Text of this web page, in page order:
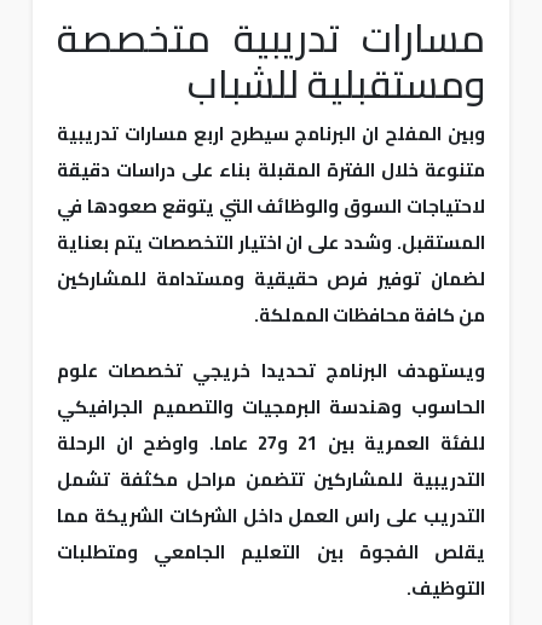
مسارات تدريبية متخصصة
ومستقبلية للشباب
وبين المفلح ان البرنامج سيطرح اربع مسارات تدريبية
متنوعة خلال الفترة المقبلة بناء على دراسات دقيقة
لاحتياجات السوق والوظائف التي يتوقع صعودها في
المستقبل. وشدد على ان اختيار التخصصات يتم بعناية
لضمان توفير فرص حقيقية ومستدامة للمشاركين
من كافة محافظات المملكة.
ويستهدف البرنامج تحديدا خريجي تخصصات علوم
الحاسوب وهندسة البرمجيات والتصميم الجرافيكي
للفئة العمرية بين 21 و27 عاما. واوضح ان الرحلة
التدريبية للمشاركين تتضمن مراحل مكثفة تشمل
التدريب على راس العمل داخل الشركات الشريكة مما
يقلص الفجوة بين التعليم الجامعي ومتطلبات
التوظيف.